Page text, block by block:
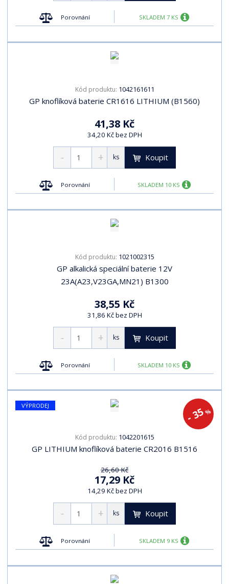
Porovnání SKLADEM 7 KS
Kód produktu: 1042161611
GP knoflíková baterie CR1616 LITHIUM (B1560)
41,38 Kč
34,20 Kč bez DPH
ks Koupit
Porovnání SKLADEM 10 KS
Kód produktu: 1021002315
GP alkalická speciální baterie 12V
23A(A23,V23GA,MN21) B1300
38,55 Kč
31,86 Kč bez DPH
ks Koupit
Porovnání SKLADEM 10 KS
- 35%
VÝPRODEJ
Kód produktu: 1042201615
GP LITHIUM knoflíková baterie CR2016 B1516
26,60 Kč
17,29 Kč
14,29 Kč bez DPH
ks Koupit
Porovnání SKLADEM 9 KS